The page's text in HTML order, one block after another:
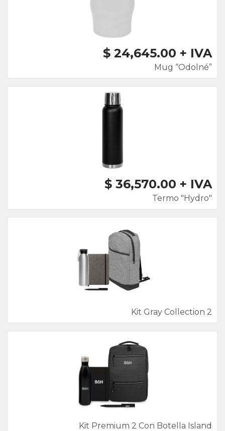
$ 24,645.00 + IVA
Mug “Odolné”
$ 36,570.00 + IVA
Termo "Hydro"
Kit Gray Collection 2
Kit Premium 2 Con Botella Island